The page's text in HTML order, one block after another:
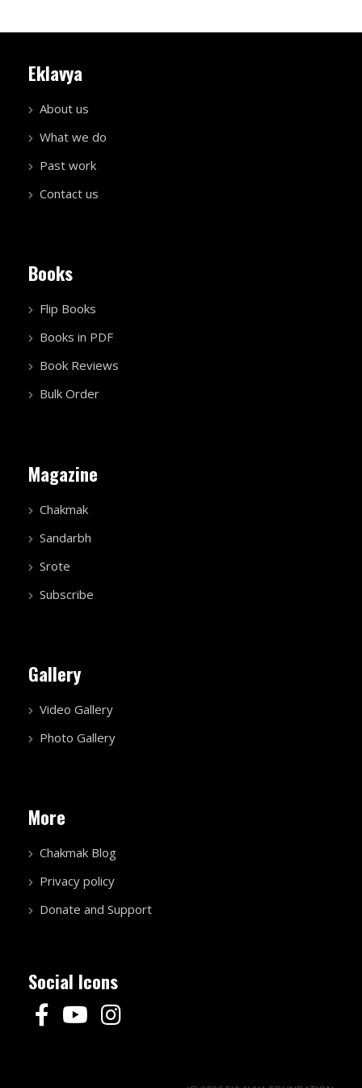
Eklavya
About us
What we do
Past work
Contact us
Books
Flip Books
Books in PDF
Book Reviews
Bulk Order
Magazine
Chakmak
Sandarbh
Srote
Subscribe
Gallery
Video Gallery
Photo Gallery
More
Chakmak Blog
Privacy policy
Donate and Support
Social Icons